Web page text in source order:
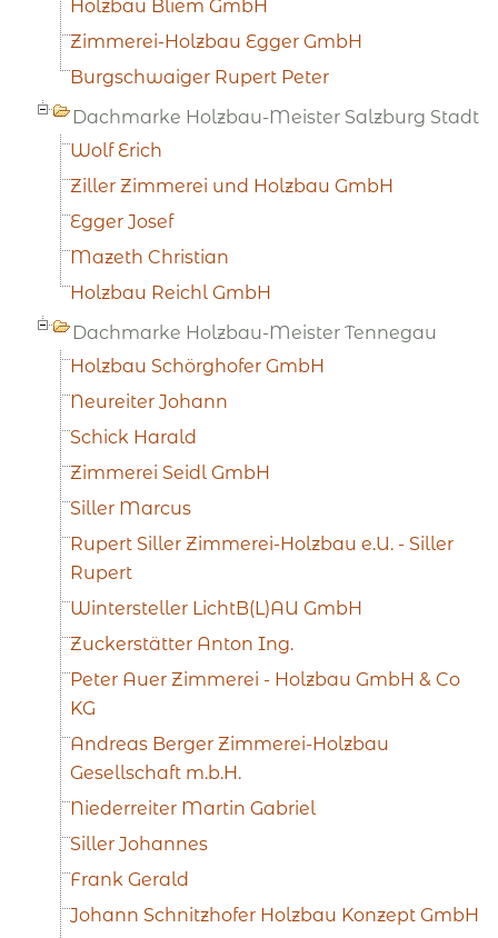
Holzbau Bliem GmbH
Zimmerei-Holzbau Egger GmbH
Burgschwaiger Rupert Peter
Dachmarke Holzbau-Meister Salzburg Stadt
Wolf Erich
Ziller Zimmerei und Holzbau GmbH
Egger Josef
Mazeth Christian
Holzbau Reichl GmbH
Dachmarke Holzbau-Meister Tennegau
Holzbau Schörghofer GmbH
Neureiter Johann
Schick Harald
Zimmerei Seidl GmbH
Siller Marcus
Rupert Siller Zimmerei-Holzbau e.U. - Siller
Rupert
Wintersteller LichtB(L)AU GmbH
Zuckerstätter Anton Ing.
Peter Auer Zimmerei - Holzbau GmbH & Co
KG
Andreas Berger Zimmerei-Holzbau
Gesellschaft m.b.H.
Niederreiter Martin Gabriel
Siller Johannes
Frank Gerald
Johann Schnitzhofer Holzbau Konzept GmbH